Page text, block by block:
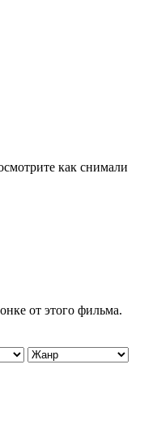
как снимали
от этого фильма.